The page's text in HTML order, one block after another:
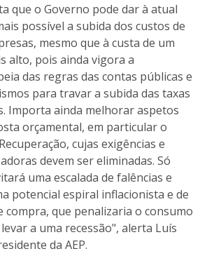
que o Governo pode dar à atual
possível a subida dos custos de
mesmo que à custa de um
alto, pois ainda vigora a
das regras das contas públicas e
para travar a subida das taxas
Importa ainda melhorar aspetos
orçamental, em particular o
cujas exigências e
devem ser eliminadas. Só
uma escalada de falências e
potencial espiral inflacionista e de
compra, que penalizaria o consumo
a uma recessão", alerta Luís
da AEP.